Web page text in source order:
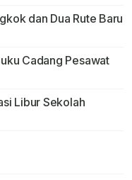
dan Dua Rute Baru
Cadang Pesawat
Libur Sekolah